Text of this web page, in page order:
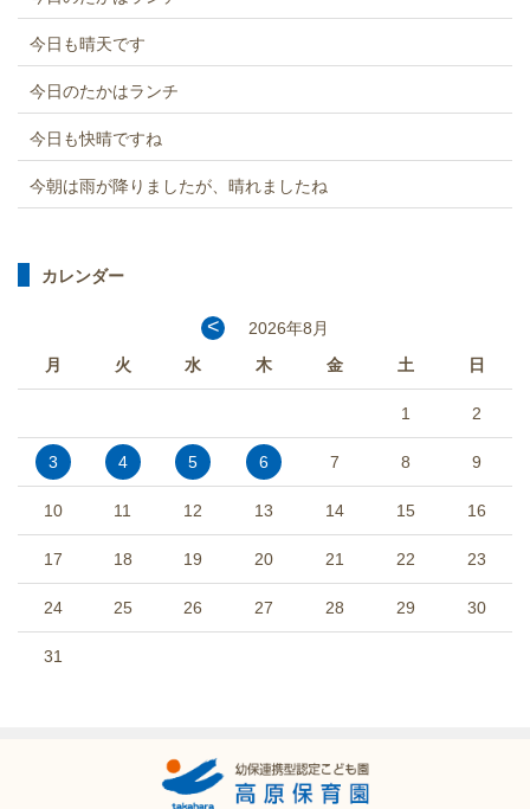
今日も晴天です
今日のたかはランチ
今日も快晴ですね
今朝は雨が降りましたが、晴れましたね
カレンダー
<
2026年8月
月
火 水 木 金 土 日
1 2
3 4 5 6 7 8 9
10 11 12 13 14 15 16
17 18 19 20 21 22 23
24 25 26 27 28 29 30
31